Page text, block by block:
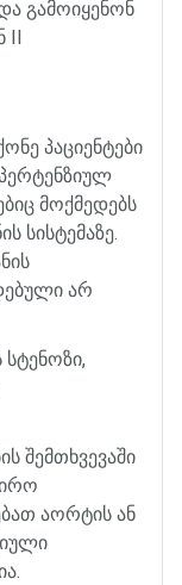
გამოიყენონ
II
პაციენტები
მოქმედებს
სისტემაზე.
არ
სტენოზი,
შემთხვევაში
აორტის ან
.